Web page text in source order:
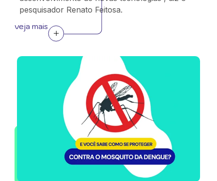
pesquisador Renato Feitosa.
veja mais